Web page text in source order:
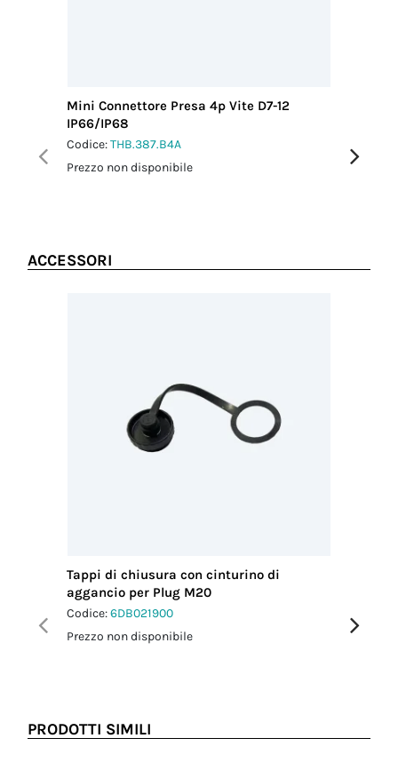
20.00
Lunghezza
sguainatura
conduttore
Mini Connettore Presa 4p Vite D7-12
IP66/IP68
Codice:THB.387.B4A
Prezzo non disponibile
Prezzo
ACCESSORI
Tappi di chiusura con cinturino di
aggancio per Plug M20
Codice:6DB021900
Prezzo non disponibile
Prezzo
PRODOTTI SIMILI